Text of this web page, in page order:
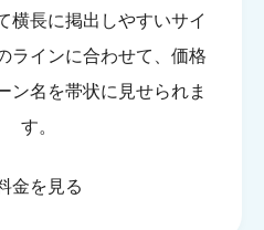
横長に掲出しやすいサイ
ラインに合わせて、価格
ン名を帯状に見せられま
す。
金を見る